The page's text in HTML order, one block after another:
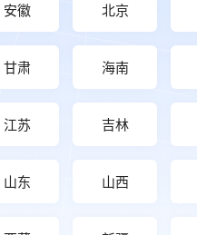
安徽 北京
甘肃 海南
江苏 吉林
山东 山西